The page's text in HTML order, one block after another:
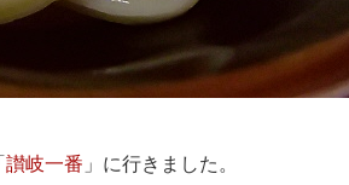
讃岐一番 」に行きました。